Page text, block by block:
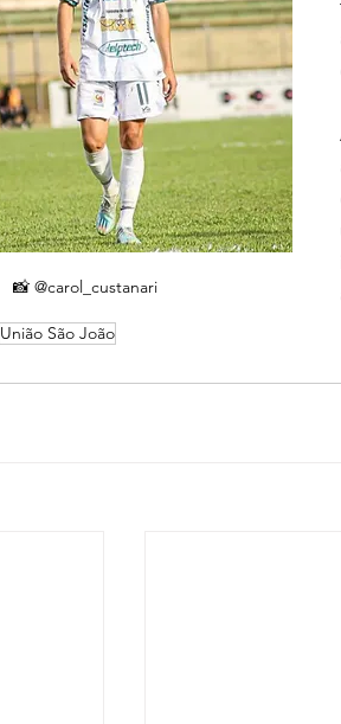
📸 @carol_custanari
União São João